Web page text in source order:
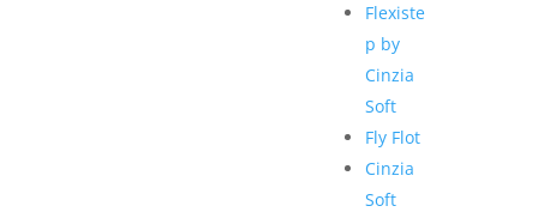
Flexiste
p by
Cinzia
Soft
Fly Flot
Cinzia
Soft